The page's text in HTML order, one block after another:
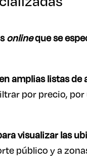
onlineque se
amplias listas de
por precio,
visualizar las
público y a